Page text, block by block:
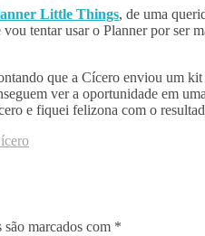
Little Things, de uma
tentar usar o Planner por ser
que a Cícero enviou um
ver a oportunidade em
e fiquei felizona com o
marcados com *